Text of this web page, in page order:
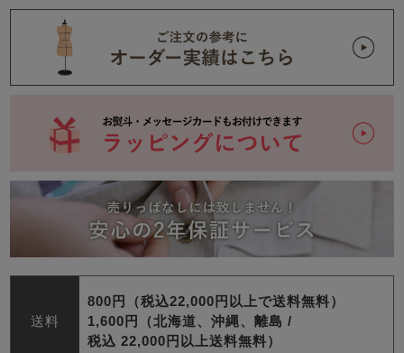
送料
800円（税込22,000円以上で送料無料）
1,600円（北海道、沖縄、離島 /
税込 22,000円以上送料無料）